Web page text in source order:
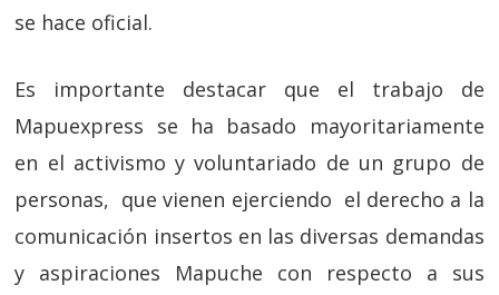
se hace oficial.
Es importante destacar que el trabajo de
Mapuexpress se ha basado mayoritariamente
en el activismo y voluntariado de un grupo de
personas, que vienen ejerciendo el derecho a la
comunicación insertos en las diversas demandas
y aspiraciones Mapuche con respecto a sus